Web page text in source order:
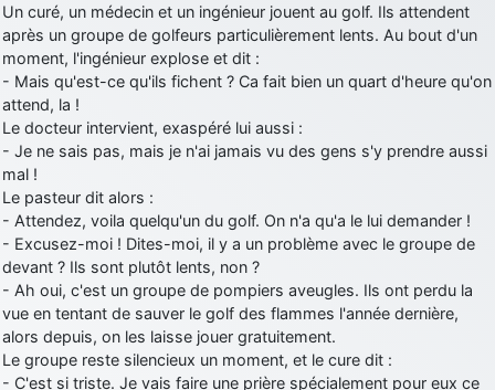
Un curé, un médecin et un ingénieur jouent au golf. Ils attendent
après un groupe de golfeurs particulièrement lents. Au bout d'un
moment, l'ingénieur explose et dit :
- Mais qu'est-ce qu'ils fichent ? Ca fait bien un quart d'heure qu'on
attend, la !
Le docteur intervient, exaspéré lui aussi :
- Je ne sais pas, mais je n'ai jamais vu des gens s'y prendre aussi
mal !
Le pasteur dit alors :
- Attendez, voila quelqu'un du golf. On n'a qu'a le lui demander !
- Excusez-moi ! Dites-moi, il y a un problème avec le groupe de
devant ? Ils sont plutôt lents, non ?
- Ah oui, c'est un groupe de pompiers aveugles. Ils ont perdu la
vue en tentant de sauver le golf des flammes l'année dernière,
alors depuis, on les laisse jouer gratuitement.
Le groupe reste silencieux un moment, et le cure dit :
- C'est si triste. Je vais faire une prière spécialement pour eux ce